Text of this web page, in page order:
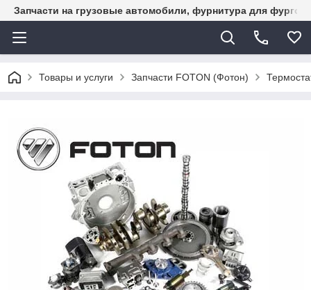
Запчасти на грузовые автомобили, фурнитура для
Товары и услуги Запчасти FOTON (Фотон)